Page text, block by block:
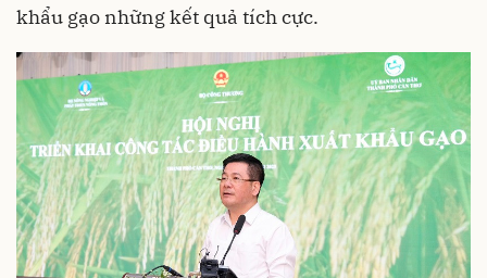
khẩu gạo những kết quả tích cực.